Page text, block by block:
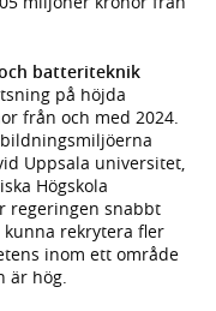
batteriteknik
på höjda
från och med 2024.
Uppsala universitet,
Högskola
regeringen snabbt
rekrytera fler
inom ett område
är hög.